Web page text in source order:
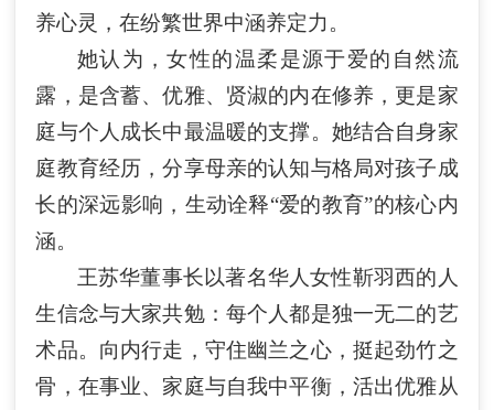
养心灵，在纷繁世界中涵养定力。
她认为 ，女性的温柔是源于爱的自然流
露，是含蓄、优雅、贤淑的内在修养，更是家
庭与个人成长中最温暖的支撑。她结合自身家
庭教育经历，分享母亲的认知与格局对孩子成
长的深远影响，生动诠释“爱的教育”的核心内
涵。
王苏华董事长以著名华人女性靳羽西的人
生信念与大家共勉：每个人都是独一无二的艺
术品。向内行走，守住幽兰之心，挺起劲竹之
骨，在事业、家庭与自我中平衡，活出优雅从